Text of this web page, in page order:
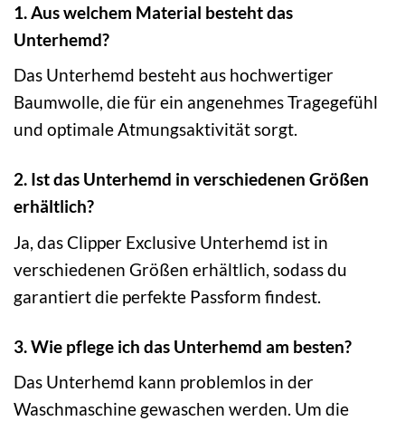
1. Aus welchem Material besteht das
Unterhemd?
Das Unterhemd besteht aus hochwertiger
Baumwolle, die für ein angenehmes Tragegefühl
und optimale Atmungsaktivität sorgt.
2. Ist das Unterhemd in verschiedenen Größen
erhältlich?
Ja, das Clipper Exclusive Unterhemd ist in
verschiedenen Größen erhältlich, sodass du
garantiert die perfekte Passform findest.
3. Wie pflege ich das Unterhemd am besten?
Das Unterhemd kann problemlos in der
Waschmaschine gewaschen werden. Um die